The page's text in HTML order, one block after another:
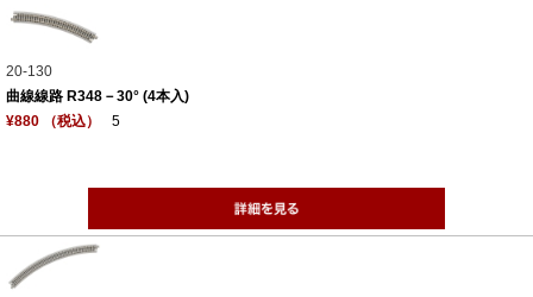
20-130
曲線線路 R348－30° (4本入)
¥880 （税込）
5